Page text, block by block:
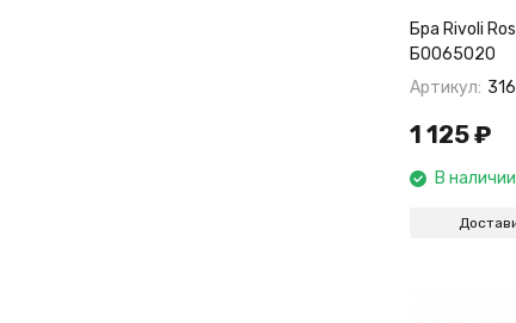
Бра Rivoli
Б0065020
Артикул:
1 125₽
В наличии